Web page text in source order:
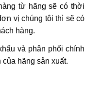
từ hãng sẽ có thời
vị chúng tôi thì sẽ có
hàng.
và phân phối chính
hãng sản xuất.